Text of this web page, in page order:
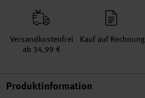
Versand­kosten­frei
ab 34,99 €
Kauf auf Rechnung
Produktinformation